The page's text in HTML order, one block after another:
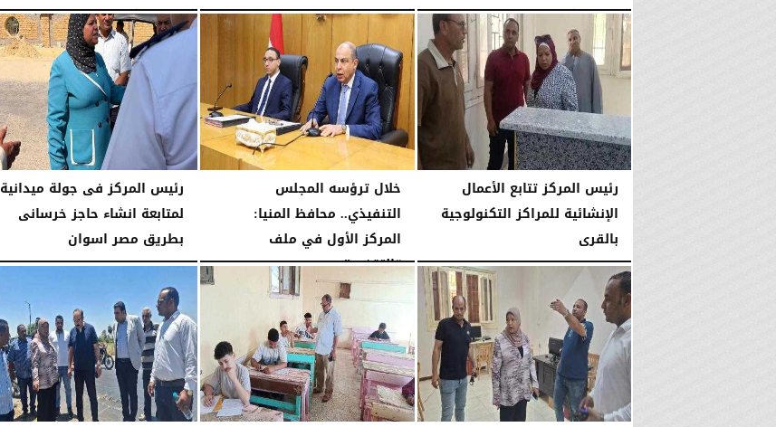
الإثنين، 27 يوليو 2026 04:15 مـ السبت، 25 يوليو 2026 05:45 مـ السبت، 25 يوليو 2026 05:41 مـ
رئيس المركز تتابع الأعمال
الإنشائية للمراكز التكنولوجية
بالقرى
الجمعة، 24 يوليو 2026 06:20 مـ
خلال ترؤسه المجلس
التنفيذي.. محافظ المنيا:
المركز الأول في ملف
“التقنين”...
04:36 مـ
رئيس المركز فى جولة ميدانية
لمتابعة انشاء حاجز خرسانى
بطريق مصر اسوان
السبت، 18 يوليو 2026 08:43 مـ